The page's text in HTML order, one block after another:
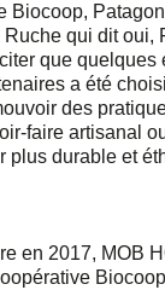
Biocoop,
qui dit oui,
que quelques
a été
des
faire artisanal
plus durable et
en 2017, MOB